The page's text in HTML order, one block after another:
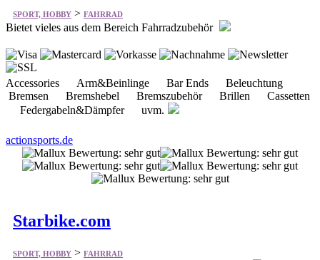
SPORT, HOBBY > FAHRRAD
Bietet vieles aus dem Bereich Fahrradzubehör
Accessories Arm&Beinlinge Bar Ends Beleuchtung
Bremsen Bremshebel Bremszubehör Brillen Cassetten
Federgabeln&Dämpfer uvm.
actionsports.de
Starbike.com
SPORT, HOBBY > FAHRRAD